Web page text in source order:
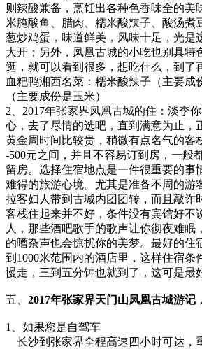
则辣酸兼备，烹饪出各种色香味全的美
米腌酸鱼、腊肉、糯米酸辣子、酸汤煮
葱炒鸡蛋，味道鲜美，风味十足，光是
大开；另外，凤凰古城的小吃也别具特
逛，就可以看到很多，想吃什么，到了
血粑鸭湘西名菜：糯米酸辣子（主要成
（主要成份是玉米）
2、2017年张家界凤凰古城的住：淡季
心，去了尽情的选吧，直到满意为止，
黄金周时间比较贵，稍微有点名气的客
-500元之间，并且不容易订到房，一般
留房。选择住宿地点是一件很重要的事
难得的旅游心境。尤其是准备不周的游
拉客妇人带到古城内团团转，而且敲诈
客栈住起来并不好，条件没有宾馆好不
人，那些酒吧歌手的歌声让你彻夜难眠
的嘈杂声也会惊扰你的美梦。最好的住
到1000米范围内的酒店里，这样住宿条
慢走，三到五分钟也就到了，这可是最
五、 2017年张家界天门山凤凰古城游记
1、如果您是自驾车
长沙到张家界全程高速四小时可达，